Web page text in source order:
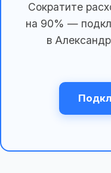
Сократите
на 90% —
в